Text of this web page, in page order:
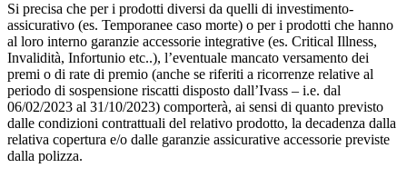
Si precisa che per i prodotti diversi da quelli di investimento-
assicurativo (es. Temporanee caso morte) o per i prodotti che hanno
al loro interno garanzie accessorie integrative (es. Critical Illness,
Invalidità, Infortunio etc..), l’eventuale mancato versamento dei
premi o di rate di premio (anche se riferiti a ricorrenze relative al
periodo di sospensione riscatti disposto dall’Ivass – i.e. dal
06/02/2023 al 31/10/2023) comporterà, ai sensi di quanto previsto
dalle condizioni contrattuali del relativo prodotto, la decadenza dalla
relativa copertura e/o dalle garanzie assicurative accessorie previste
dalla polizza.